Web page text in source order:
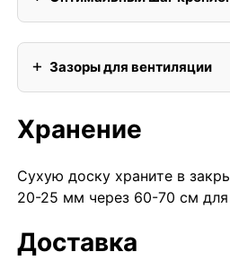
Зазоры для вентиляции
Хранение
Сухую доску храните в
20-25 мм через 60-70 см для
Доставка